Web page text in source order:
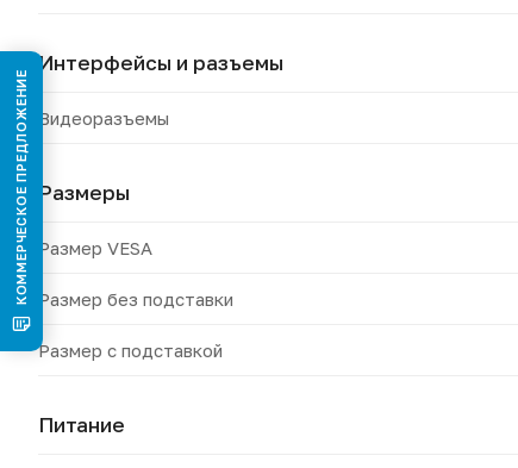
Интерфейсы и разъемы
Видеоразъемы
Размеры
Размер VESA
Размер без подставки
Размер с подставкой
Питание
КОММЕРЧЕСКОЕ ПРЕДЛОЖЕНИЕ